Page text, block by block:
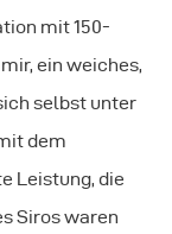
mit 150-
ein weiches,
selbst unter
dem
Leistung, die
Siros waren